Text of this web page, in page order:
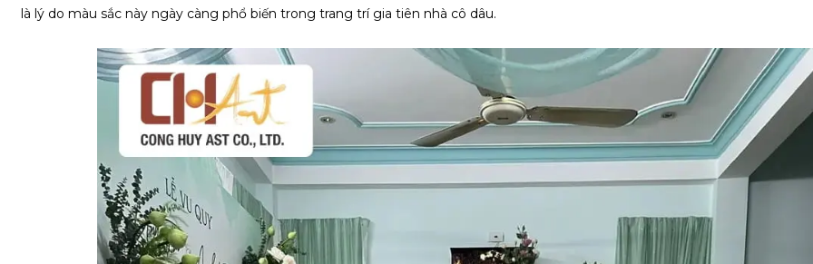
là lý do màu sắc này ngày càng phổ biến trong trang trí gia tiên nhà cô dâu.